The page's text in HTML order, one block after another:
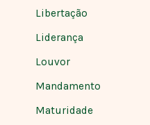
Libertação
Liderança
Louvor
Mandamento
Maturidade